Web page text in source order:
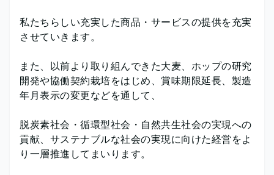
私たちらしい充実した商品・サービスの提供を充実
させていきます。
また、以前より取り組んできた大麦、ホップの研究
開発や協働契約栽培をはじめ、賞味期限延長、製造
年月表示の変更などを通して、
脱炭素社会・循環型社会・自然共生社会の実現への
貢献、サステナブルな社会の実現に向けた経営をよ
り一層推進してまいります。